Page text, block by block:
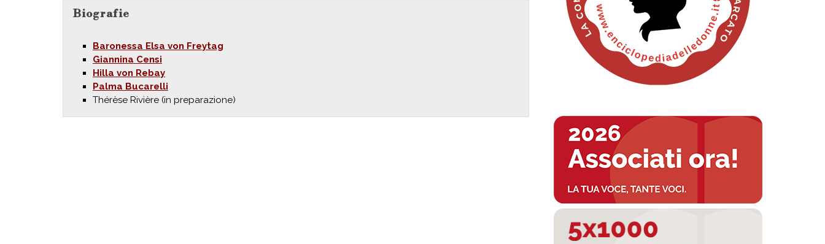
Biografie
Baronessa Elsa von Freytag
Giannina Censi
Hilla von Rebay
Palma Bucarelli
Thérèse Rivière (in preparazione)